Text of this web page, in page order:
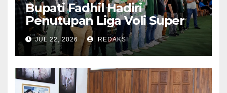
Bupati Fadhil Hadiri
Penutupan Liga Voli Super
Tangguh 2026
JUL 22, 2026 REDAKSI